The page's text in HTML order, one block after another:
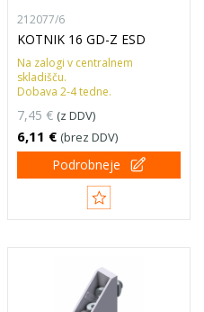
212077/6
KOTNIK 16 GD-Z ESD
Na zalogi v centralnem
skladišču.
Dobava 2-4 tedne.
7,45 € (z DDV)
6,11 € (brez DDV)
Podrobneje